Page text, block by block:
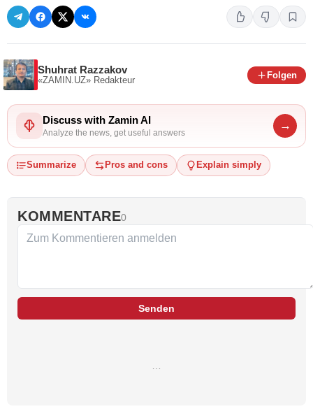
Shuhrat Razzakov
«ZAMIN.UZ» Redakteur
Folgen
Discuss with Zamin AI
Analyze the news, get useful answers
→
Summarize Pros and cons Explain simply
KOMMENTARE0
Senden